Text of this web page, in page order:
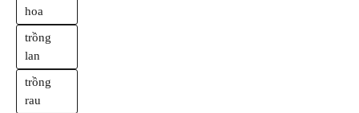
hoa
trồng
lan
trồng
rau